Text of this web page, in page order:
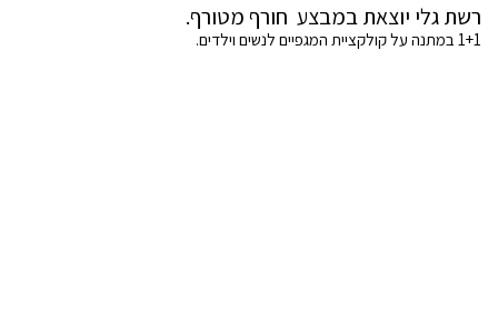
רשת גלי יוצאת במבצע חורף מטורף.
1+1 במתנה על קולקציית המגפיים לנשים וילדים.